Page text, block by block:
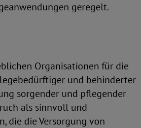
geregelt.
Organisationen für die
und behinderter
sorgender und pflegender
als sinnvoll und
die die Versorgung von